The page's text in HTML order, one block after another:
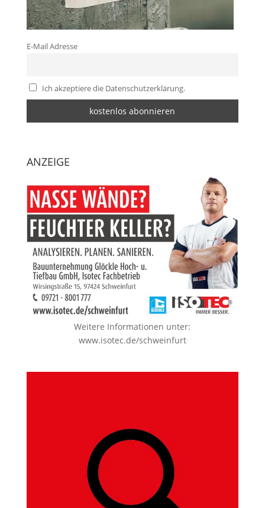
E-Mail Adresse
Ich akzeptiere die Datenschutzerklärung.
ANZEIGE
Weitere Informationen unter:
www.isotec.de/schweinfurt